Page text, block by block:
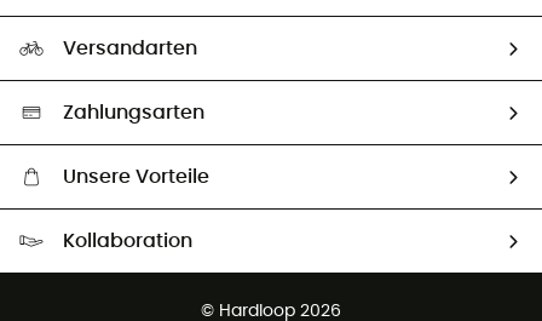
Vertrag widerrufen
Unsere Botschafter
Auswahl an nachhaltigen Produkten
Versandarten
Zahlungsarten
Unsere Vorteile
Kollaboration
© Hardloop 2026